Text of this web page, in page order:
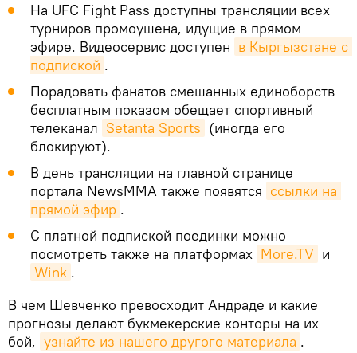
На UFC Fight Pass доступны трансляции всех
турниров промоушена, идущие в прямом
эфире. Видеосервис доступен в Кыргызстане с
подпиской .
Порадовать фанатов смешанных единоборств
бесплатным показом обещает спортивный
телеканал Setanta Sports (иногда его
блокируют).
В день трансляции на главной странице
портала NewsMMA также появятся ссылки на
прямой эфир .
С платной подпиской поединки можно
посмотреть также на платформах More.TV и
Wink .
В чем Шевченко превосходит Андраде и какие
прогнозы делают букмекерские конторы на их
бой, узнайте из нашего другого материала .